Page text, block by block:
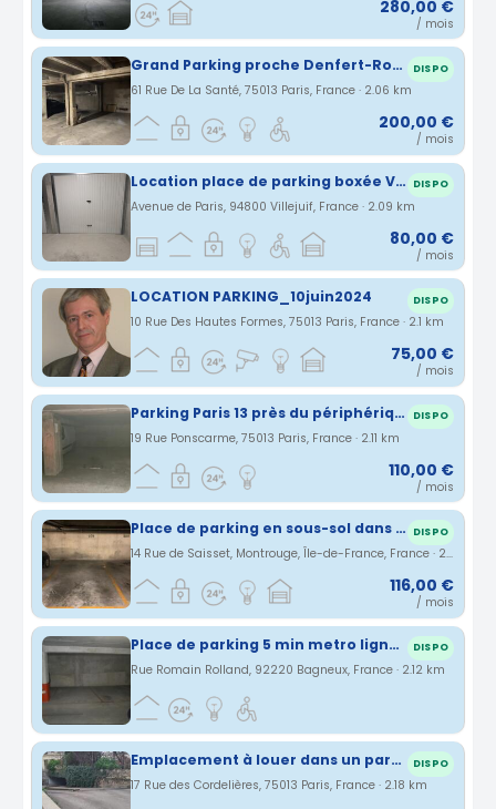
280,00 €
/ mois
Grand Parking proche Denfert-Rochereau DISPO
61 Rue De La Santé, 75013 Paris, France · 2.06 km
200,00 €
/ mois
Location place de parking boxée Villejuif DISPO
Avenue de Paris, 94800 Villejuif, France · 2.09 km
80,00 €
/ mois
LOCATION PARKING_10juin2024 DISPO
10 Rue Des Hautes Formes, 75013 Paris, France · 2.1 km
75,00 €
/ mois
Parking Paris 13 près du périphérique des stations Olympiades et Bibliothèque François Mitterrand DISPO
19 Rue Ponscarme, 75013 Paris, France · 2.11 km
110,00 €
/ mois
Place de parking en sous-sol dans une résidence privée sécurisée DISPO
14 Rue de Saisset, Montrouge, Île-de-France, France · 2.11 km
116,00 €
/ mois
Place de parking 5 min metro ligne 4 DISPO
Rue Romain Rolland, 92220 Bagneux, France · 2.12 km
Emplacement à louer dans un parking souterrain entre 5e et 13 e arrondissement de Paris DISPO
17 Rue des Cordelières, 75013 Paris, France · 2.18 km